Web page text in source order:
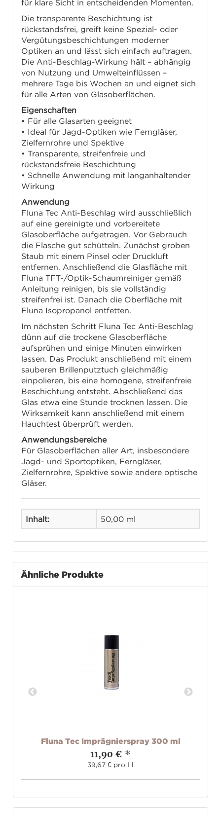
für klare Sicht in entscheidenden Momenten.
Die transparente Beschichtung ist
rückstandsfrei, greift keine Spezial- oder
Vergütungsbeschichtungen moderner
Optiken an und lässt sich einfach auftragen.
Die Anti-Beschlag-Wirkung hält – abhängig
von Nutzung und Umwelteinflüssen –
mehrere Tage bis Wochen an und eignet sich
für alle Arten von Glasoberflächen.
Eigenschaften
• Für alle Glasarten geeignet
• Ideal für Jagd-Optiken wie Ferngläser,
Zielfernrohre und Spektive
• Transparente, streifenfreie und
rückstandsfreie Beschichtung
• Schnelle Anwendung mit langanhaltender
Wirkung
Anwendung
Fluna Tec Anti-Beschlag wird ausschließlich
auf eine gereinigte und vorbereitete
Glasoberfläche aufgetragen. Vor Gebrauch
die Flasche gut schütteln. Zunächst groben
Staub mit einem Pinsel oder Druckluft
entfernen. Anschließend die Glasfläche mit
Fluna TFT-/Optik-Schaumreiniger gemäß
Anleitung reinigen, bis sie vollständig
streifenfrei ist. Danach die Oberfläche mit
Fluna Isopropanol entfetten.
Im nächsten Schritt Fluna Tec Anti-Beschlag
dünn auf die trockene Glasoberfläche
aufsprühen und einige Minuten einwirken
lassen. Das Produkt anschließend mit einem
sauberen Brillenputztuch gleichmäßig
einpolieren, bis eine homogene, streifenfreie
Beschichtung entsteht. Abschließend das
Glas etwa eine Stunde trocknen lassen. Die
Wirksamkeit kann anschließend mit einem
Hauchtest überprüft werden.
Anwendungsbereiche
Für Glasoberflächen aller Art, insbesondere
Jagd- und Sportoptiken, Ferngläser,
Zielfernrohre, Spektive sowie andere optische
Gläser.
Inhalt: 50,00 ml
Ähnliche Produkte
Fluna Tec Imprägnierspray 300 ml
11,90 € *
39,67 € pro 1 l